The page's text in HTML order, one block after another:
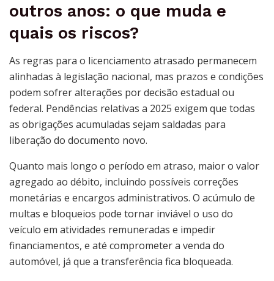
outros anos: o que muda e
quais os riscos?
As regras para o licenciamento atrasado permanecem
alinhadas à legislação nacional, mas prazos e condições
podem sofrer alterações por decisão estadual ou
federal. Pendências relativas a 2025 exigem que todas
as obrigações acumuladas sejam saldadas para
liberação do documento novo.
Quanto mais longo o período em atraso, maior o valor
agregado ao débito, incluindo possíveis correções
monetárias e encargos administrativos. O acúmulo de
multas e bloqueios pode tornar inviável o uso do
veículo em atividades remuneradas e impedir
financiamentos, e até comprometer a venda do
automóvel, já que a transferência fica bloqueada.